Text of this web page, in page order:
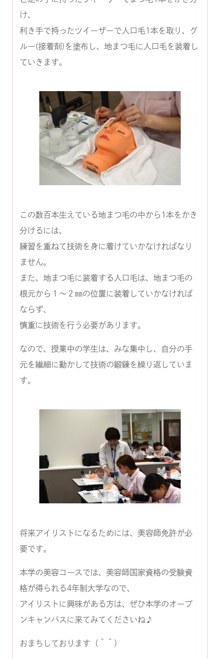
け、
利き手で持ったツイーザーで人口毛1本を取り、グ
ルー(接着剤)を塗布し、地まつ毛に人口毛を装着し
ていきます。
この数百本生えている地まつ毛の中から1本をかき
分けるには、
練習を重ねて技術を身に着けていかなければなり
ません。
また、地まつ毛に装着する人口毛は、地まつ毛の
根元から１～２㎜の位置に装着していかなければ
ならず、
慎重に技術を行う必要があります。
なので、授業中の学生は、みな集中し、自分の手
元を繊細に動かして技術の鍛錬を繰り返していま
す。
将来アイリストになるためには、美容師免許が必
要です。
本学の美容コースでは、美容師国家資格の受験資
格が得られる4年制大学なので、
アイリストに興味がある方は、ぜひ本学のオープ
ンキャンパスに来てみてくださいね♪
おまちしております（＾＾）